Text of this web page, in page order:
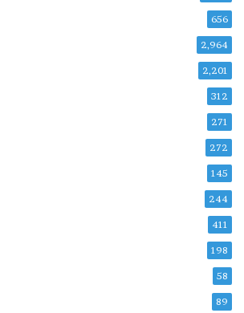
656
2,964
2,201
312
271
272
145
244
411
198
58
89